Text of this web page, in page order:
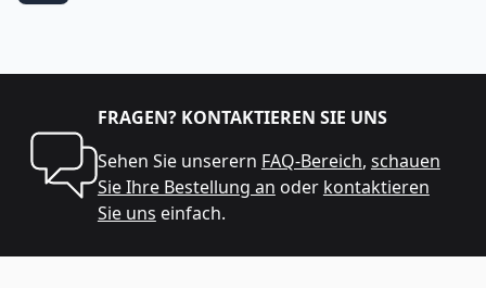
FRAGEN? KONTAKTIEREN SIE UNS
Sehen Sie unserern FAQ-Bereich, schauen
Sie Ihre Bestellung an oder kontaktieren
Sie uns einfach.